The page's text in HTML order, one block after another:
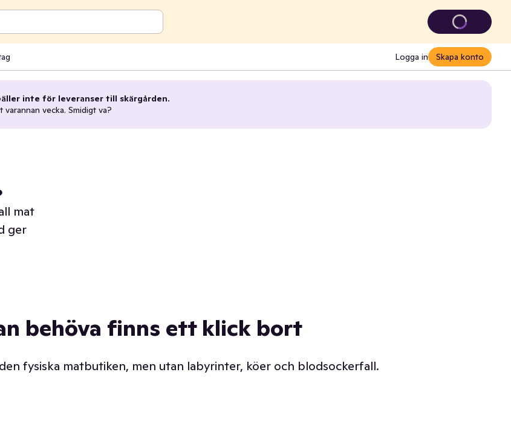
Logga in Skapa konto
inte för leveranser till skärgården.
vecka. Smidigt va?
mat
ger
behöva finns ett klick bort
fysiska matbutiken, men utan labyrinter, köer och blodsockerfall.